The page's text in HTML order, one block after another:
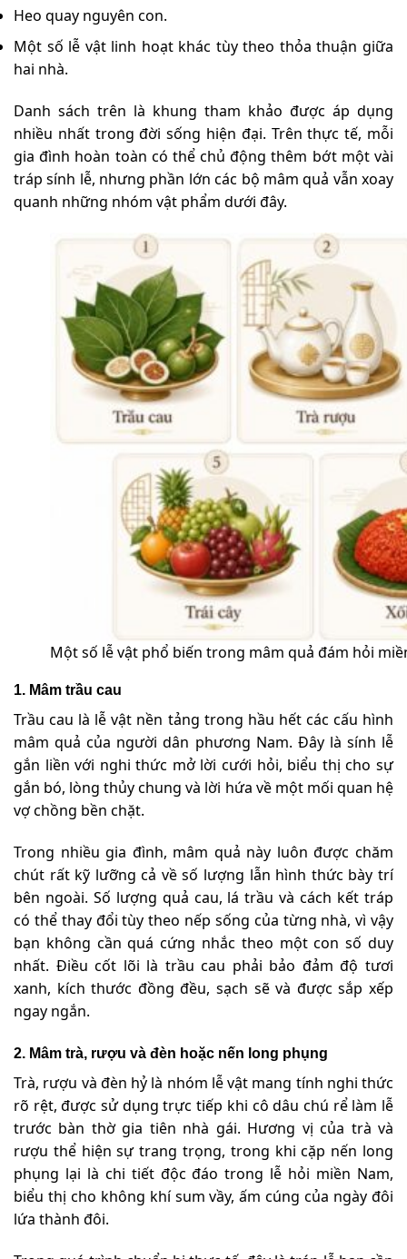
Heo quay nguyên con.
Một số lễ vật linh hoạt khác tùy theo thỏa thuận giữa
hai nhà.
Danh sách trên là khung tham khảo được áp dụng
nhiều nhất trong đời sống hiện đại. Trên thực tế, mỗi
gia đình hoàn toàn có thể chủ động thêm bớt một vài
tráp sính lễ, nhưng phần lớn các bộ mâm quả vẫn xoay
quanh những nhóm vật phẩm dưới đây.
Một số lễ vật phổ biến trong mâm quả đám hỏi
1. Mâm trầu cau
Trầu cau là lễ vật nền tảng trong hầu hết các cấu hình
mâm quả của người dân phương Nam. Đây là sính lễ
gắn liền với nghi thức mở lời cưới hỏi, biểu thị cho sự
gắn bó, lòng thủy chung và lời hứa về một mối quan hệ
vợ chồng bền chặt.
Trong nhiều gia đình, mâm quả này luôn được chăm
chút rất kỹ lưỡng cả về số lượng lẫn hình thức bày trí
bên ngoài. Số lượng quả cau, lá trầu và cách kết tráp
có thể thay đổi tùy theo nếp sống của từng nhà, vì vậy
bạn không cần quá cứng nhắc theo một con số duy
nhất. Điều cốt lõi là trầu cau phải bảo đảm độ tươi
xanh, kích thước đồng đều, sạch sẽ và được sắp xếp
ngay ngắn.
2. Mâm trà, rượu và đèn hoặc nến long phụng
Trà, rượu và đèn hỷ là nhóm lễ vật mang tính nghi thức
rõ rệt, được sử dụng trực tiếp khi cô dâu chú rể làm lễ
trước bàn thờ gia tiên nhà gái. Hương vị của trà và
rượu thể hiện sự trang trọng, trong khi cặp nến long
phụng lại là chi tiết độc đáo trong lễ hỏi miền Nam,
biểu thị cho không khí sum vầy, ấm cúng của ngày đôi
lứa thành đôi.